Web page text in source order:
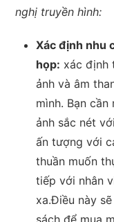
nghị truyền hình:
Xác định nhu
họp: xác định
ảnh và âm
mình. Bạn
ảnh sắc nét
ấn tượng với
thuần muốn
tiếp với nhân
xa.Điều này
sách để mua